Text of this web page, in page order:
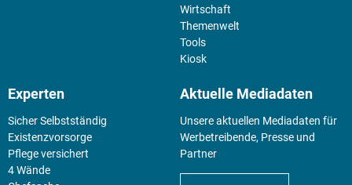
Wirtschaft
Themenwelt
Tools
Kiosk
Experten
Sicher Selbstständig
Existenz­vorsorge
Pflege versichert
4 Wände
Aktuelle Mediadaten
Unsere aktuellen Mediadaten für
Werbetreibende, Presse und
Partner